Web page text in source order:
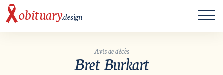
obituary.design
Avis de décès
Bret Burkart